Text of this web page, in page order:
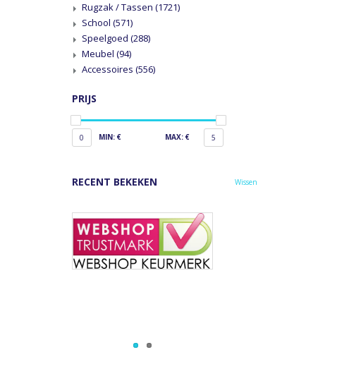
Rugzak / Tassen (1721)
School (571)
Speelgoed (288)
Meubel (94)
Accessoires (556)
PRIJS
0 MIN: € MAX: € 5
RECENT BEKEKEN Wissen